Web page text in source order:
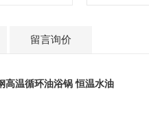
留言询价
高温循环油浴锅 恒温水油